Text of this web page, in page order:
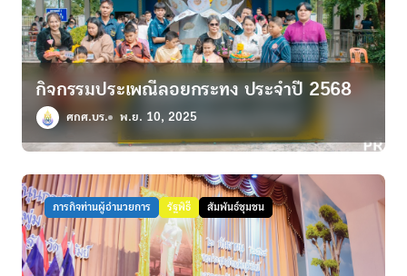
กิจกรรมประเพณีลอยกระทง ประจำปี 2568
ศกศ.บร. พ.ย. 10, 2025
ภารกิจท่านผู้อำนวยการ รัฐพิธี สัมพันธ์ชุมชน